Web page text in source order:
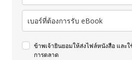
ข้าพเจ้ายินยอมให้ส่งไฟล์หนังสือ และ
การตลาด